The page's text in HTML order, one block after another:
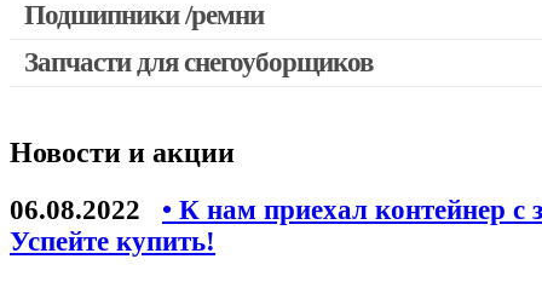
Выключатели, переключатели
Запчасти для УШМ (болгарок)
Запчасти для электроинструмента другие
Запчасти для компрессоров
Конденсаторы
Подшипники /ремни
Запчасти для снегоуборщиков
Новости и акции
06.08.2022
• К нам приехал контейнер с
Успейте купить!